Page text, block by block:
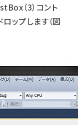
（3）コント
ップします（図